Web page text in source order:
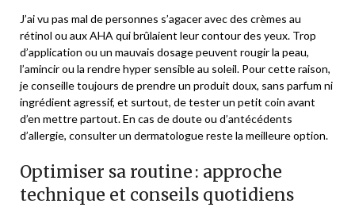
J’ai vu pas mal de personnes s’agacer avec des crèmes au
rétinol ou aux AHA qui brûlaient leur contour des yeux. Trop
d’application ou un mauvais dosage peuvent rougir la peau,
l’amincir ou la rendre hyper sensible au soleil. Pour cette raison,
je conseille toujours de prendre un produit doux, sans parfum ni
ingrédient agressif, et surtout, de tester un petit coin avant
d’en mettre partout. En cas de doute ou d’antécédents
d’allergie, consulter un dermatologue reste la meilleure option.
Optimiser sa routine : approche
technique et conseils quotidiens